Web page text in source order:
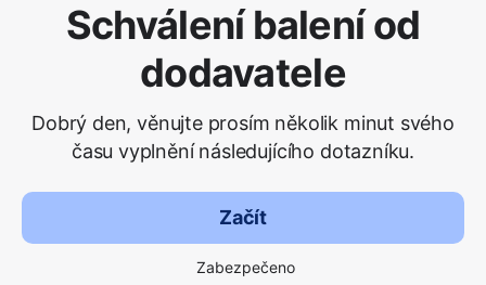
Schválení balení od
dodavatele
Dobrý den, věnujte prosím několik minut svého
času vyplnění následujícího dotazníku.
Začít
Zabezpečeno